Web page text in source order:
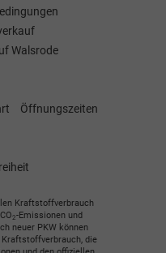
Walsrode
Öffnungszeiten
Kraftstoffverbrauch
2-Emissionen und
neuer PKW können
die